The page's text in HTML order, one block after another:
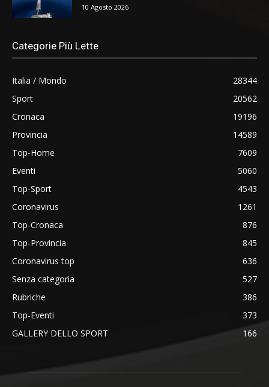
10 Agosto 2026
Categorie Più Lette
Italia / Mondo
28344
Sport
20562
Cronaca
19196
Provincia
14589
Top-Home
7609
Eventi
5060
Top-Sport
4543
Coronavirus
1261
Top-Cronaca
876
Top-Provincia
845
Coronavirus top
636
Senza categoria
527
Rubriche
386
Top-Eventi
373
GALLERY DELLO SPORT
166